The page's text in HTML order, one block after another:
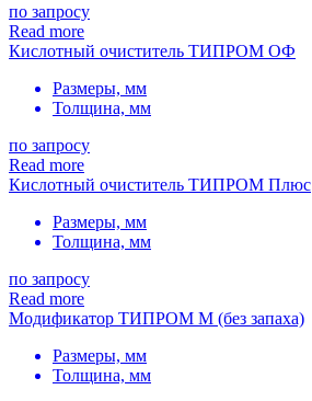
по запросу
Read more
Кислотный очиститель ТИПРОМ ОФ
Размеры, мм
Толщина, мм
по запросу
Read more
Кислотный очиститель ТИПРОМ Плюс
Размеры, мм
Толщина, мм
по запросу
Read more
Модификатор ТИПРОМ М (без запаха)
Размеры, мм
Толщина, мм